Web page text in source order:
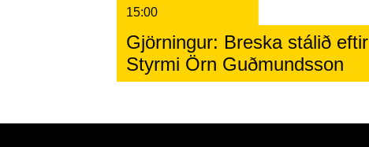
15:00
Gjörningur: Breska stálið eftir
Styrmi Örn Guðmundsson